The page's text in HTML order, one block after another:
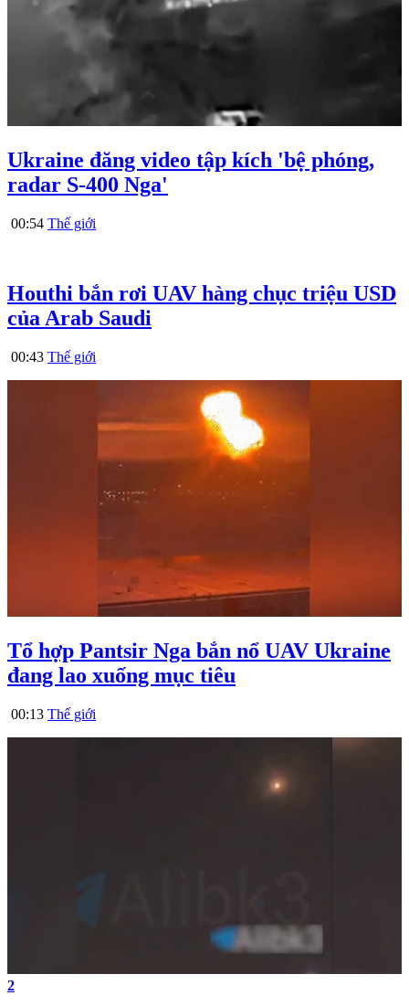
Ukraine đăng video tập kích 'bệ phóng,
radar S-400 Nga'
00:54 Thế giới
Houthi bắn rơi UAV hàng chục triệu USD
của Arab Saudi
00:43 Thế giới
Tổ hợp Pantsir Nga bắn nổ UAV Ukraine
đang lao xuống mục tiêu
00:13 Thế giới
2